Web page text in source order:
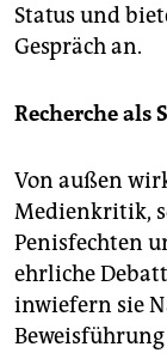
Status und
Gespräch an.
Recherche als
Von außen
Medienkritik,
Penisfechten
ehrliche
inwiefern sie